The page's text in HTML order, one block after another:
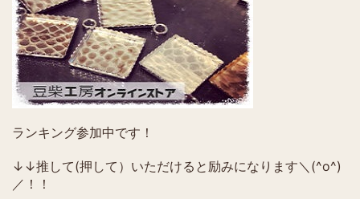
ランキング参加中です！
↓↓推して(押して）いただけると励みになります＼(^o^)
／！！